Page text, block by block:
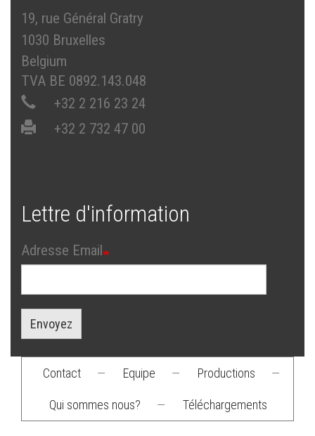
19, rue Général Gratry
1030 Bruxelles
Belgium
TVA BE 0892.143.048
+32 2 216 23 24
+32 2 732 47 00
Lettre d'information
Adresse Email
Envoyez
Footer
menu
Contact — Equipe — Productions —
Qui sommes nous? — Téléchargements